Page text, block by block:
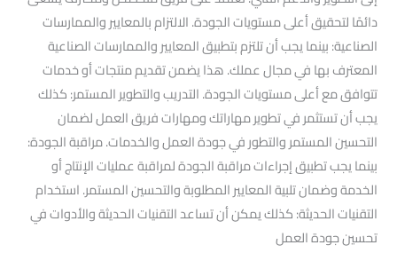
دائمًا لتحقيق أعلى مستويات الجودة. الالتزام بالمعايير والممارسات
الصناعية: بينما يجب أن تلتزم بتطبيق المعايير والممارسات الصناعية
المعترف بها في مجال عملك. هذا يضمن تقديم منتجات أو خدمات
تتوافق مع أعلى مستويات الجودة. التدريب والتطوير المستمر: كذلك
يجب أن تستثمر في تطوير مهاراتك ومهارات فريق العمل لضمان
التحسين المستمر والتطور في جودة العمل والخدمات. مراقبة الجودة:
بينما يجب تطبيق إجراءات مراقبة الجودة لمراقبة عمليات الإنتاج أو
الخدمة وضمان تلبية المعايير المطلوبة والتحسين المستمر. استخدام
التقنيات الحديثة: كذلك يمكن أن تساعد التقنيات الحديثة والأدوات في
تحسين جودة العمل